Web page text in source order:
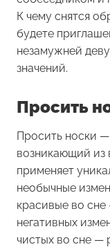
К чему снятся
будете
незамужней
значений.
Просить
Просить носки —
возникающий из
применяет
необычные
красивые во
негативных
чистых во сне —